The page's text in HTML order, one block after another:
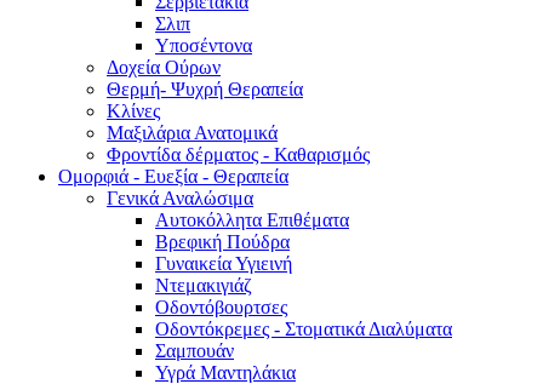
Σλιπ
Υποσέντονα
Δοχεία Ούρων
Θερμή- Ψυχρή Θεραπεία
Κλίνες
Μαξιλάρια Ανατομικά
Φροντίδα δέρματος - Καθαρισμός
Ομορφιά - Ευεξία - Θεραπεία
Γενικά Αναλώσιμα
Αυτοκόλλητα Επιθέματα
Βρεφική Πούδρα
Γυναικεία Υγιεινή
Ντεμακιγιάζ
Οδοντόβουρτσες
Οδοντόκρεμες - Στοματικά Διαλύματα
Σαμπουάν
Υγρά Μαντηλάκια